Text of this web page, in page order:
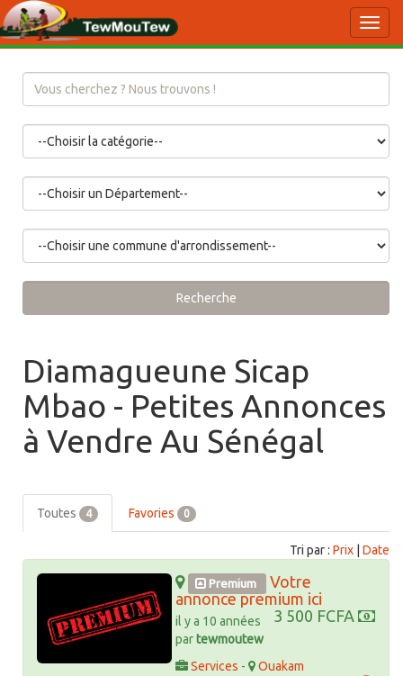
Recherche
Diamagueune Sicap
Mbao - Petites Annonces
à Vendre Au Sénégal
Toutes 4 Favories 0
Tri par : Prix Date
Premium
Votre
annonce premium ici
3 500 FCFA
il y a 10 années
partewmoutew
Services -
Ouakam